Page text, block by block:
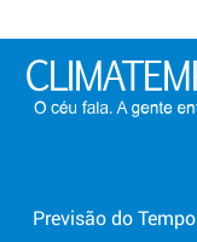
Previsão do Tempo